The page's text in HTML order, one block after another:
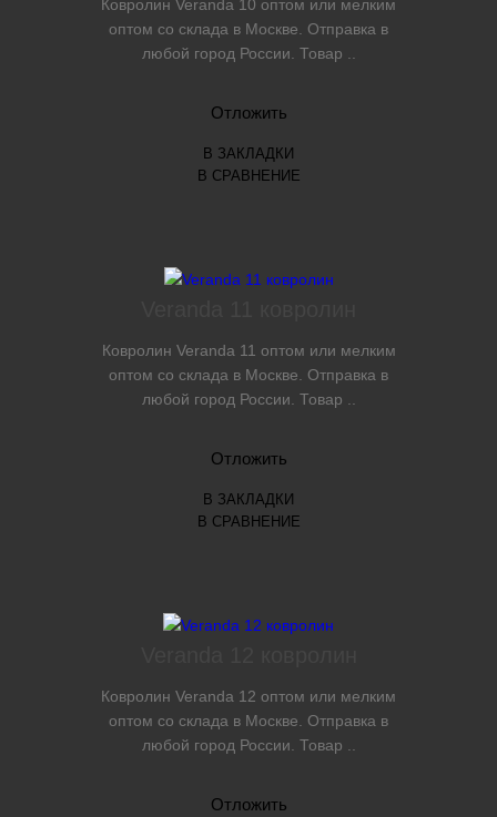
Ковролин Veranda 10 оптом или мелким
оптом со склада в Москве. Отправка в
любой город России. Товар ..
Отложить
В ЗАКЛАДКИ
В СРАВНЕНИЕ
Ковролин Veranda 11 оптом или мелким
оптом со склада в Москве. Отправка в
любой город России. Товар ..
Отложить
В ЗАКЛАДКИ
В СРАВНЕНИЕ
Ковролин Veranda 12 оптом или мелким
оптом со склада в Москве. Отправка в
любой город России. Товар ..
Отложить